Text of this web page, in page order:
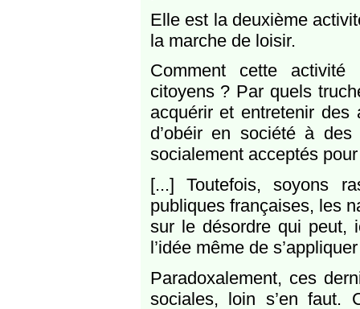
Elle est la deuxième
la marche de loisir.
Comment cette activité
citoyens ? Par quels
acquérir et entretenir
d’obéir en société à
socialement acceptés
[...] Toutefois, soyons
publiques françaises, les
sur le désordre qui peut,
l’idée même de
Paradoxalement, ces
sociales, loin s’en faut.